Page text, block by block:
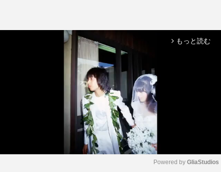
arrow_forward_ios もっと読む
Powered by GliaStudios